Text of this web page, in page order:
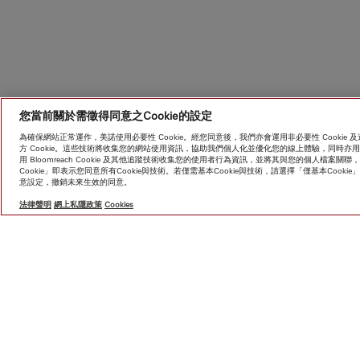
您當前關於需徵得同意之Cookie的設定
為確保網站正常運作，美諾使用必要性 Cookie。經您同意後，我們亦會運用非必要性 Cookie
方 Cookie。這些技術將收集您的網站使用資訊，協助我們個人化並優化您的線上體驗，同時亦
用 Bloomreach Cookie 及其他追蹤技術收集您的使用者行為資訊，並將其與您的個人檔案關聯
Cookie」即表示您同意所有Cookie與技術。若僅需基本Cookie與技術，請選擇「僅基本Cookie
意設定，撤銷未來生效的同意。
法律聲明 網上私隱政策 Cookies